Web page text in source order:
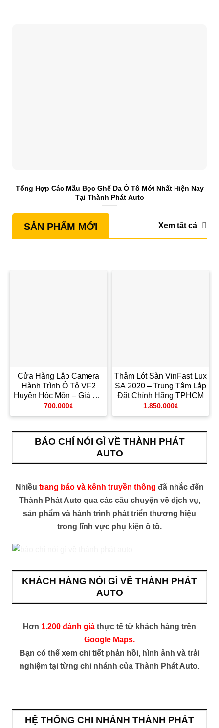
Tổng Hợp Các Mẫu Bọc Ghế Da Ô Tô Mới Nhất Hiện Nay
Tại Thành Phát Auto
SẢN PHẨM MỚI Xem tất cả
Cửa Hàng Lắp Camera
Hành Trình Ô Tô VF2
Huyện Hóc Môn – Giá Tốt
TPHCM
700.000₫
Thảm Lót Sàn VinFast Lux
SA 2020 – Trung Tâm Lắp
Đặt Chính Hãng TPHCM
1.850.000₫
BÁO CHÍ NÓI GÌ VỀ THÀNH PHÁT
AUTO
Nhiều trang báo và kênh truyền thông đã nhắc đến
Thành Phát Auto qua các câu chuyện về dịch vụ,
sản phẩm và hành trình phát triển thương hiệu
trong lĩnh vực phụ kiện ô tô.
KHÁCH HÀNG NÓI GÌ VỀ THÀNH PHÁT
AUTO
Hơn 1.200 đánh giá thực tế từ khách hàng trên
Google Maps.
Bạn có thể xem chi tiết phản hồi, hình ảnh và trải
nghiệm tại từng chi nhánh của Thành Phát Auto.
HỆ THỐNG CHI NHÁNH THÀNH PHÁT